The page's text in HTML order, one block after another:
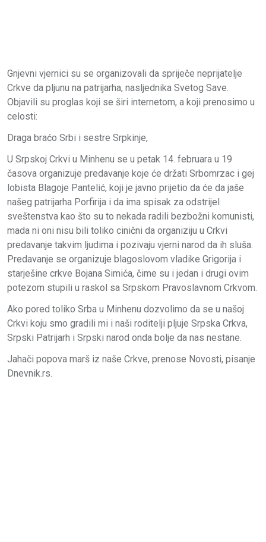
Gnjevni vjernici su se organizovali da spriječe neprijatelje
Crkve da pljunu na patrijarha, nasljednika Svetog Save.
Objavili su proglas koji se širi internetom, a koji prenosimo u
celosti:
Draga braćo Srbi i sestre Srpkinje,
U Srpskoj Crkvi u Minhenu se u petak 14. februara u 19
časova organizuje predavanje koje će držati Srbomrzac i gej
lobista Blagoje Pantelić, koji je javno prijetio da će da jaše
našeg patrijarha Porfirija i da ima spisak za odstrijel
sveštenstva kao što su to nekada radili bezbožni komunisti,
mada ni oni nisu bili toliko cinični da organiziju u Crkvi
predavanje takvim ljudima i pozivaju vjerni narod da ih sluša.
Predavanje se organizuje blagoslovom vladike Grigorija i
starješine crkve Bojana Simića, čime su i jedan i drugi ovim
potezom stupili u raskol sa Srpskom Pravoslavnom Crkvom.
Ako pored toliko Srba u Minhenu dozvolimo da se u našoj
Crkvi koju smo gradili mi i naši roditelji pljuje Srpska Crkva,
Srpski Patrijarh i Srpski narod onda bolje da nas nestane.
Jahači popova marš iz naše Crkve, prenose Novosti, pisanje
Dnevnik.rs.